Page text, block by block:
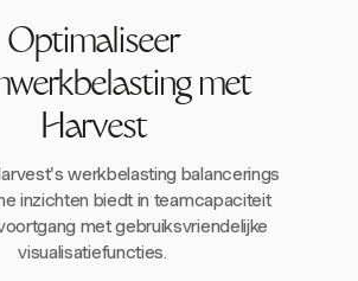
Optimaliseer
met
Harvest
werkbelasting balancerings
inzichten biedt in teamcapaciteit
met gebruiksvriendelijke
visualisatiefuncties.